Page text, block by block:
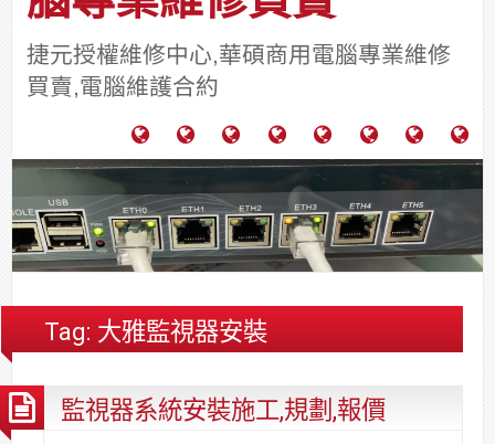
捷元授權維修中心,華碩商用電腦專業維修
買賣,電腦維護合約
腦
護
合
約
功
例
分
享
於
力
通
通
報
關
系
統
視
系
統
安
修,
價
舍
網
路/
大
樓
公
網
中
料
件
區
團
法
台
中
Tag: 大雅監視器安裝
監視器系統安裝施工,規劃,報價